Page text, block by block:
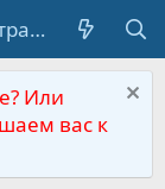
Регистрация
Или
вас к